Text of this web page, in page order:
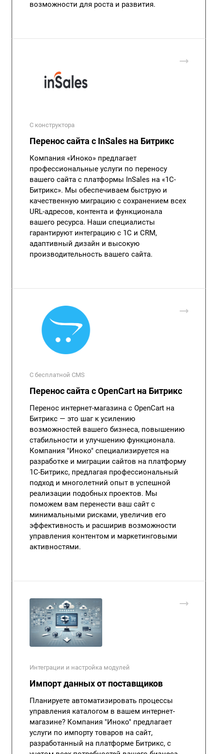
возможности для роста и развития.
С конструктора
Перенос сайта с InSales на Битрикс
Компания «Иноко» предлагает
профессиональные услуги по переносу
вашего сайта с платформы InSales на «1С-
Битрикс». Мы обеспечиваем быструю и
качественную миграцию с сохранением всех
URL-адресов, контента и функционала
вашего ресурса. Наши специалисты
гарантируют интеграцию с 1С и CRM,
адаптивный дизайн и высокую
производительность вашего сайта.
С бесплатной CMS
Перенос сайта с OpenCart на Битрикс
Перенос интернет-магазина с OpenCart на
Битрикс — это шаг к усилению
возможностей вашего бизнеса, повышению
стабильности и улучшению функционала.
Компания "Иноко" специализируется на
разработке и миграции сайтов на платформу
1С-Битрикс, предлагая профессиональный
подход и многолетний опыт в успешной
реализации подобных проектов. Мы
поможем вам перенести ваш сайт с
минимальными рисками, увеличив его
эффективность и расширив возможности
управления контентом и маркетинговыми
активностями.
Интеграции и настройка модулей
Импорт данных от поставщиков
Планируете автоматизировать процессы
управления каталогом в вашем интернет-
магазине? Компания "Иноко" предлагает
услуги по импорту товаров на сайт,
разработанный на платформе Битрикс, с